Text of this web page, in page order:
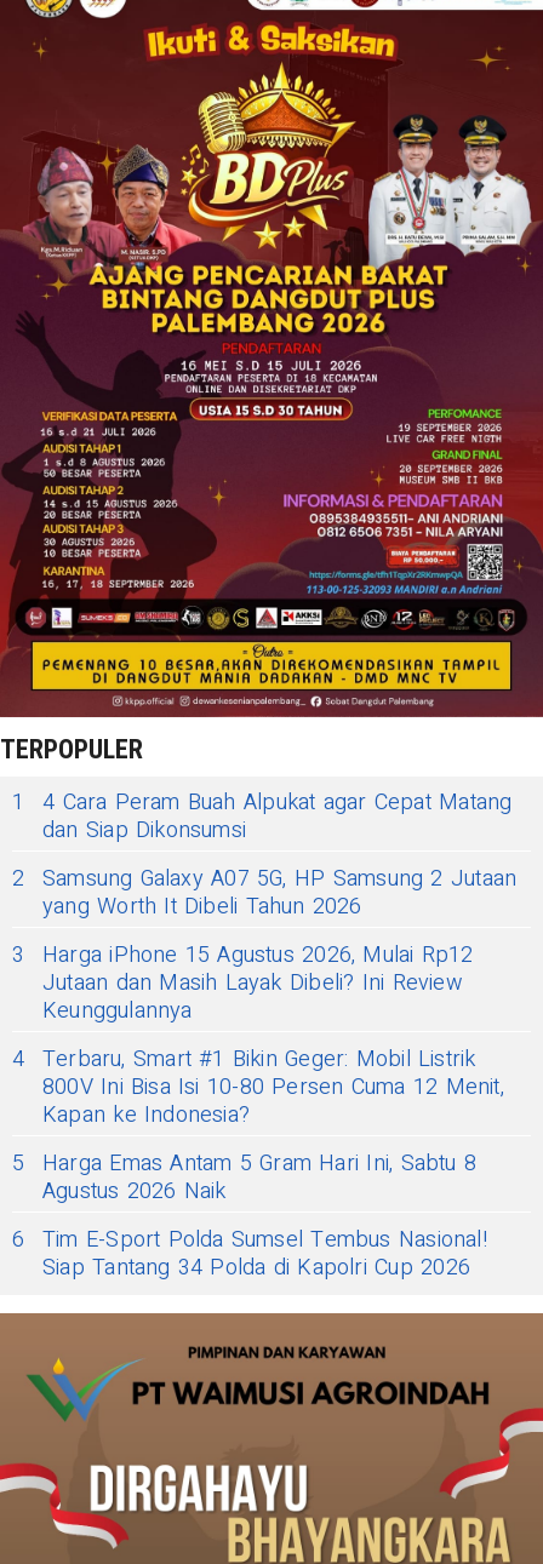
TERPOPULER
1
4 Cara Peram Buah Alpukat agar Cepat Matang
dan Siap Dikonsumsi
2 Samsung Galaxy A07 5G, HP Samsung 2 Jutaan
yang Worth It Dibeli Tahun 2026
3
Harga iPhone 15 Agustus 2026, Mulai Rp12
Jutaan dan Masih Layak Dibeli? Ini Review
Keunggulannya
4 Terbaru, Smart #1 Bikin Geger: Mobil Listrik
800V Ini Bisa Isi 10-80 Persen Cuma 12 Menit,
Kapan ke Indonesia?
5
Harga Emas Antam 5 Gram Hari Ini, Sabtu 8
Agustus 2026 Naik
6 Tim E-Sport Polda Sumsel Tembus Nasional!
Siap Tantang 34 Polda di Kapolri Cup 2026